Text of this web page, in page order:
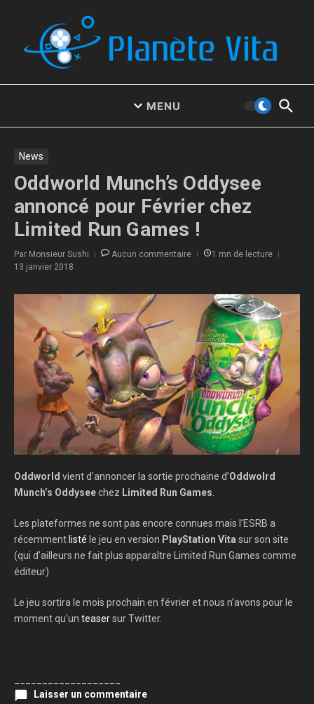
MENU
News
Oddworld Munch’s Oddysee
annoncé pour Février chez
Limited Run Games !
Par Monsieur Sushi Aucun commentaire
1 mn de lecture
13 janvier 2018
Oddworld vient d’annoncer la sortie prochaine d’Oddwolrd
Munch’s Oddyseechez Limited Run Games.
Les plateformes ne sont pas encore connues mais l’ESRB a
récemment listé le jeu en version PlayStation Vita sur son site
(qui d’ailleurs ne fait plus apparaître Limited Run Games comme
éditeur)
Le jeu sortira le mois prochain en février et nous n’avons pour le
moment qu’un teasersur Twitter.
Laisser un commentaire